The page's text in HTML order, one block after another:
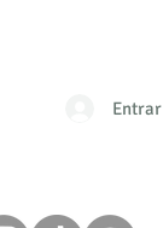
Entrar